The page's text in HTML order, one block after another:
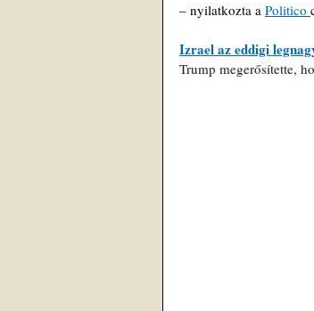
– nyilatkozta a Politico
Izrael az eddigi
Trump megerősítette,